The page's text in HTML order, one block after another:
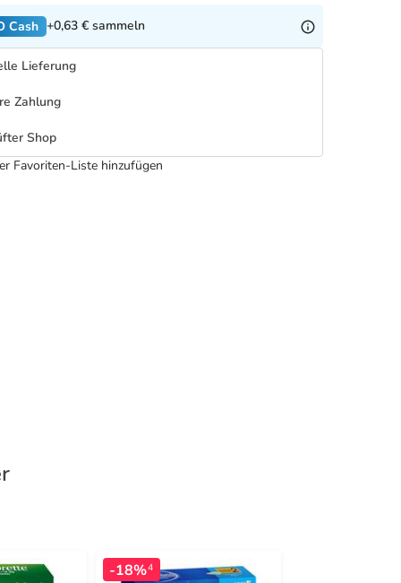
Cash +0,63 € sammeln
Lieferung
Zahlung
Shop
Favoriten-Liste hinzufügen
-18%4